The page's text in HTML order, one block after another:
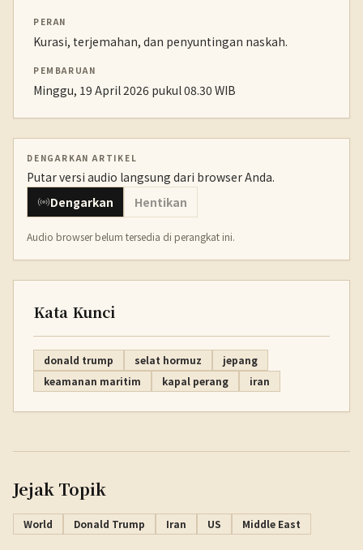
PERAN
Kurasi, terjemahan, dan penyuntingan naskah.
PEMBARUAN
Minggu, 19 April 2026 pukul 08.30 WIB
DENGARKAN ARTIKEL
Putar versi audio langsung dari browser Anda.
Dengarkan
Hentikan
Audio browser belum tersedia di perangkat ini.
Kata Kunci
donald trump selat hormuz
jepang
keamanan maritim
kapal perang iran
Jejak Topik
World Donald Trump Iran US Middle East